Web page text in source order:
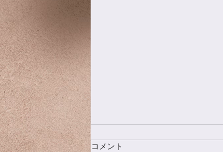
コメント